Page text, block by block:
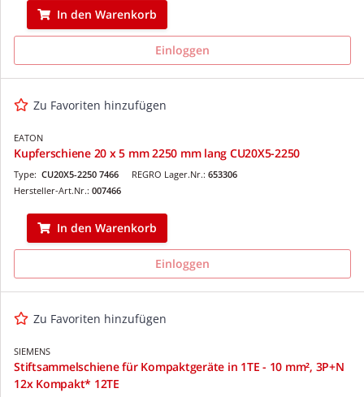
In den Warenkorb
Einloggen
Zu Favoriten hinzufügen
EATON
Kupferschiene 20 x 5 mm 2250 mm lang CU20X5-2250
REGRO Lager.Nr.: 653306
Type: CU20X5-2250 7466
Hersteller-Art.Nr.: 007466
In den Warenkorb
Einloggen
Zu Favoriten hinzufügen
SIEMENS
Stiftsammelschiene für Kompaktgeräte in 1TE - 10 mm², 3P+N
12x Kompakt* 12TE